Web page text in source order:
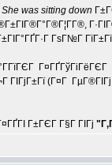
She was sitting down
ГѕГ№Г
(Г¤Г ГµГ®ГІГј
Г±ГЄГ Г§Г ГІГј